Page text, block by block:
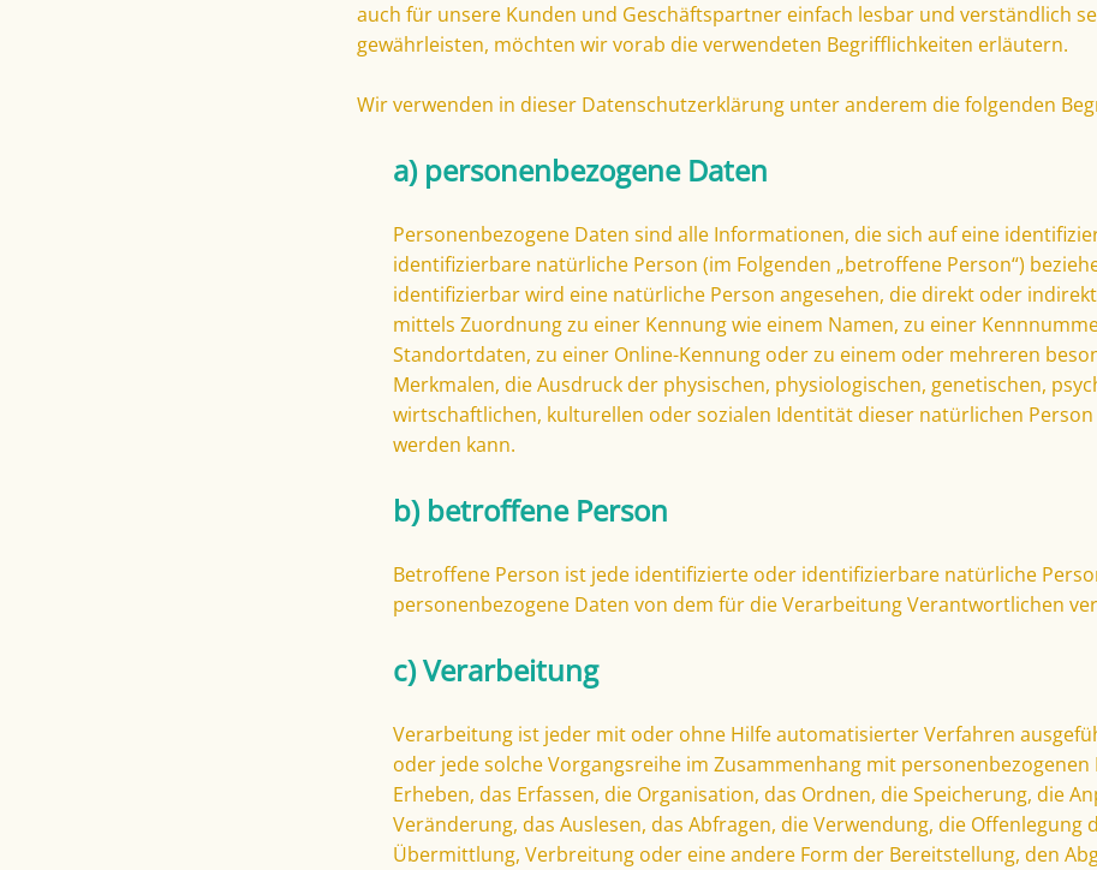
auch für unsere Kunden und Geschäftspartner einfach lesbar und verständlich
gewährleisten, möchten wir vorab die verwendeten Begrifflichkeiten erläutern.
Wir verwenden in dieser Datenschutzerklärung unter anderem die folgenden
a) personenbezogene Daten
Personenbezogene Daten sind alle Informationen, die sich auf eine
identifizierbare natürliche Person (im Folgenden „betroffene Person“)
identifizierbar wird eine natürliche Person angesehen, die direkt oder
mittels Zuordnung zu einer Kennung wie einem Namen, zu einer
Standortdaten, zu einer Online-Kennung oder zu einem oder mehreren
Merkmalen, die Ausdruck der physischen, physiologischen, genetischen,
wirtschaftlichen, kulturellen oder sozialen Identität dieser natürlichen
werden kann.
b) betroffene Person
Betroffene Person ist jede identifizierte oder identifizierbare natürliche
personenbezogene Daten von dem für die Verarbeitung Verantwortlichen
c) Verarbeitung
Verarbeitung ist jeder mit oder ohne Hilfe automatisierter Verfahren
oder jede solche Vorgangsreihe im Zusammenhang mit personenbezogenen
Erheben, das Erfassen, die Organisation, das Ordnen, die Speicherung, die
Veränderung, das Auslesen, das Abfragen, die Verwendung, die Offenlegung
Übermittlung, Verbreitung oder eine andere Form der Bereitstellung, den